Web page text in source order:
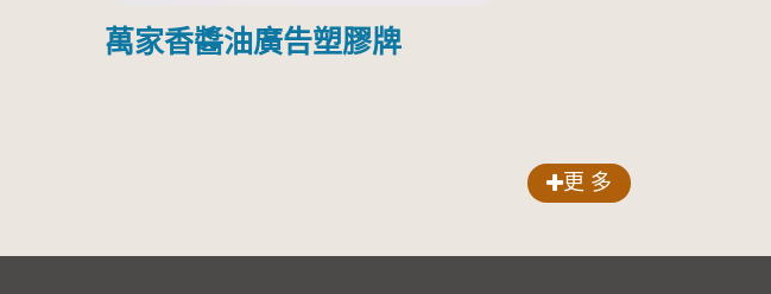
萬家香醬油廣告塑膠牌
更 多